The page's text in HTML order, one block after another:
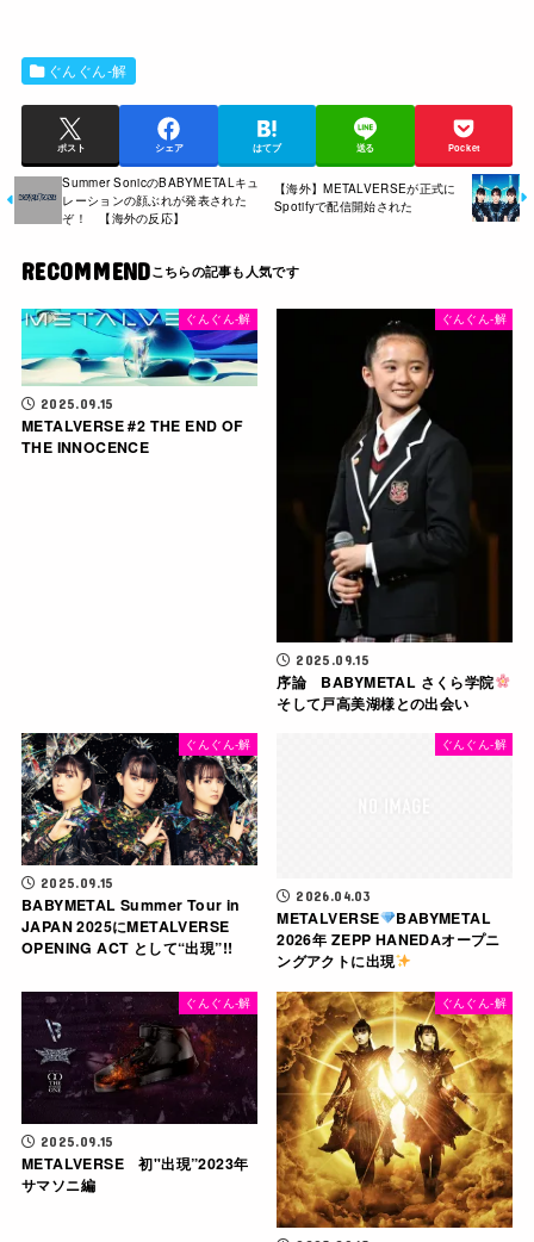
ぐんぐん-解
ポスト シェア はてブ 送る Pocket
Summer SonicのBABYMETALキュ
レーションの顔ぶれが発表された
ぞ！ 【海外の反応】
【海外】METALVERSEが正式に
Spotifyで配信開始された
RECOMMEND
ぐんぐん-解
2025.09.15
METALVERSE #2 THE END OF
THE INNOCENCE
ぐんぐん-解
2025.09.15
序論 BABYMETAL さくら学院
そして戸高美湖様との出会い
ぐんぐん-解
2025.09.15
BABYMETAL Summer Tour in
JAPAN 2025にMETALVERSE
OPENING ACT として“出現”!!
ぐんぐん-解
2026.04.03
METALVERSE
BABYMETAL
2026年 ZEPP HANEDAオープニ
ングアクトに出現
ぐんぐん-解
2025.09.15
METALVERSE 初"出現”2023年
サマソニ編
ぐんぐん-解